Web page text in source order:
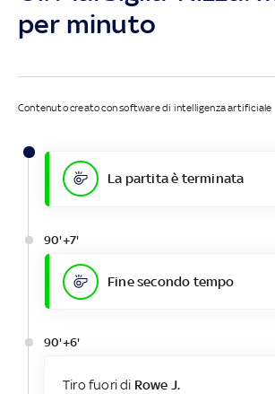
per minuto
Contenuto creato con software di intelligenza artificiale
La partita è terminata
90'+7'
Fine secondo tempo
90'+6'
Tiro fuori di Rowe J.